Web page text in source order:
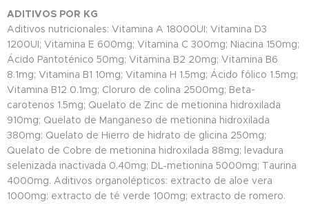
ADITIVOS POR KG
Aditivos nutricionales: Vitamina A 18000UI; Vitamina D3
1200UI; Vitamina E 600mg; Vitamina C 300mg; Niacina 150mg;
Ácido Pantoténico 50mg; Vitamina B2 20mg; Vitamina B6
8.1mg; Vitamina B1 10mg; Vitamina H 1.5mg; Ácido fólico 1.5mg;
Vitamina B12 0.1mg; Cloruro de colina 2500mg; Beta-
carotenos 1.5mg; Quelato de Zinc de metionina hidroxilada
910mg; Quelato de Manganeso de metionina hidroxilada
380mg; Quelato de Hierro de hidrato de glicina 250mg;
Quelato de Cobre de metionina hidroxilada 88mg; levadura
selenizada inactivada 0.40mg; DL‐metionina 5000mg; Taurina
4000mg. Aditivos organolépticos: extracto de aloe vera
1000mg; extracto de té verde 100mg; extracto de romero.